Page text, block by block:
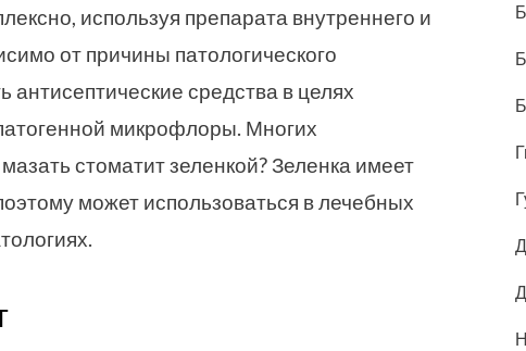
используя препарата внутреннего и
от причины патологического
антисептические средства в целях
микрофлоры. Многих
стоматит зеленкой? Зеленка имеет
может использоваться в лечебных